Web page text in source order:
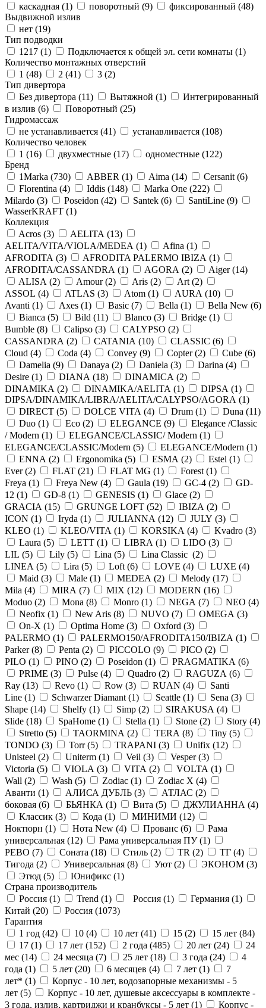
каскадная (1) поворотный (9) фиксированный (48)
Выдвижной излив
нет (19)
Тип подводки
1217 (1) Подключается к общей эл. сети комнаты (1)
Количество монтажных отверстий
1 (48) 2 (41) 3 (2)
Тип дивертора
Без дивертора (11) Вытяжной (1)
Интегрированный
в излив (6) Поворотный (25)
Гидромассаж
не устанавливается (41) устанавливается (108)
Количество человек
1 (16) двухместные (17) одноместные (122)
Бренд
1Marka (730) ABBER (1) Aima (14) Cersanit (6)
Florentina (4) Iddis (148) Marka One (222)
Milardo (3) Poseidon (42) Santek (6) SantiLine (9)
WasserKRAFT (1)
Коллекция
Acros (3) AELITA (13)
AELITA/VITA/VIOLA/MEDEA (1) Afina (1)
AFRODITA (3) AFRODITA PALERMO IBIZA (1)
AFRODITA/CASSANDRA (1) AGORA (2) Aiger (14)
ALISA (2) Amour (2) Aris (2) Art (2)
ASSOL (4) ATLAS (3) Atom (1) AURA (10)
Avanti (1) Axes (1) Basic (7) Bella (1) Bella New (6)
Bianca (5) Bild (11) Blanco (3) Bridge (1)
Bumble (8) Calipso (3) CALYPSO (2)
CASSANDRA (2) CATANIA (10) CLASSIC (6)
Cloud (4) Coda (4) Convey (9) Copter (2) Cube (6)
Damelia (9) Danaya (2) Daniela (3) Darina (4)
Desire (1) DIANA (18) DINAMICA (2)
DINAMIKA (2) DINAMIKA/AELITA (1) DIPSA (1)
DIPSA/DINAMIKA/LIBRA/AELITA/CALYPSO/AGORA (1)
DIRECT (5) DOLCE VITA (4) Drum (1) Duna (11)
Duo (1) Eco (2) ELEGANCE (9)
Elegance /Classic
/ Modern (1) ELEGANCE/CLASSIC/ Modern (1)
ELEGANCE/CLASSIC/Modern (5) ELEGANCE/Modern (1)
ENNA (2) Ergonomika (5) ESMA (2) Estel (1)
Ever (2) FLAT (21) FLAT MG (1) Forest (1)
Freya (1) Freya New (4) Gaula (19) GC-4 (2)
GD-
12 (1) GD-8 (1) GENESIS (1) Glace (2)
GRACIA (15) GRUNGE LOFT (52) IBIZA (2)
ICON (1) Iryda (1) JULIANNA (12) JULY (3)
KLEO (1) KLEO/VITA (1) KORSIKA (4) Kvadro (3)
Laura (5) LETT (1) LIBRA (1) LIDO (3)
LIL (5) Lily (5) Lina (5) Lina Classic (2)
LINEA (5) Lira (5) Loft (6) LOVE (4) LUXE (4)
Maid (3) Male (1) MEDEA (2) Melody (17)
Mila (4) MIRA (7) MIX (12) MODERN (16)
Moduo (2) Mona (8) Monro (1) NEGA (7) NEO (4)
Neofix (1) New Aris (8) NUVO (7) OMEGA (3)
On-X (1) Optima Home (3) Oxford (3)
PALERMO (1) PALERMO150/AFRODITA150/IBIZA (1)
Parker (8) Penta (2) PICCOLO (9) PICO (2)
PILO (1) PINO (2) Poseidon (1) PRAGMATIKA (6)
PRIME (3) Pulse (4) Quadro (2) RAGUZA (6)
Ray (13) Revo (1) Row (3) RUAN (4)
Santi
Line (1) Schwarzer Diamant (1) Seattle (1) Sena (3)
Shape (14) Shelfy (1) Simp (2) SIRAKUSA (4)
Slide (18) SpaHome (1) Stella (1) Stone (2) Story (4)
Stretto (5) TAORMINA (2) TERA (8) Tiny (5)
TONDO (3) Torr (5) TRAPANI (3) Unifix (12)
Unisteel (2) Uniterm (1) Veil (3) Vesper (3)
Victoria (5) VIOLA (3) VITA (2) VOLTA (1)
Wall (2) Wash (5) Zodiac (1) Zodiac X (4)
Аванти (1) АЛИСА ДУБЛЬ (3) АТЛАС (2)
боковая (6) БЬЯНКА (1) Вита (5) ДЖУЛИАННА (4)
Классик (3) Кода (1) МИНИМИ (12)
Ноктюрн (1) Нота New (4) Прованс (6)
Рама
универсальная (12) Рама универсальная ПУ (1)
РЕВО (7) Соната (18) Стиль (2) ТR (2) ТГ (4)
Тигода (2) Универсальная (8) Уют (2) ЭКОНОМ (3)
Этюд (5) Юнификс (1)
Страна производитель
Россия (1) Trend (1) Россия (1) Германия (1)
Китай (20) Россия (1073)
Гарантия
1 год (42) 10 (4) 10 лет (41) 15 (2) 15 лет (84)
17 (1) 17 лет (152) 2 года (485) 20 лет (24)
24
мес (14) 24 месяца (7) 25 лет (18) 3 года (24)
4
года (1) 5 лет (20) 6 месяцев (4) 7 лет (1)
7
лет* (1)
Корпус - 10 лет, водозапорные механизмы - 5
лет (5)
Корпус - 10 лет, душевые аксессуары в комплекте -
3 года, излив, картриджи и кранбуксы - 5 лет (1) Корпус -